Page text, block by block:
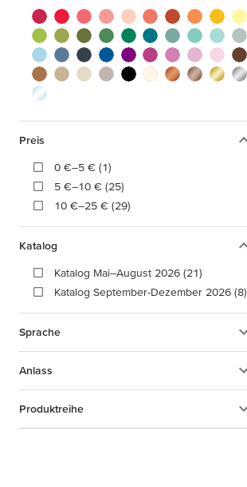
Preis
0 €–5 € (1)
5 €–10 € (25)
10 €–25 € (29)
Katalog
Katalog Mai–August 2026 (21)
Katalog September-Dezember 2026 (8)
Sprache
Anlass
Produktreihe